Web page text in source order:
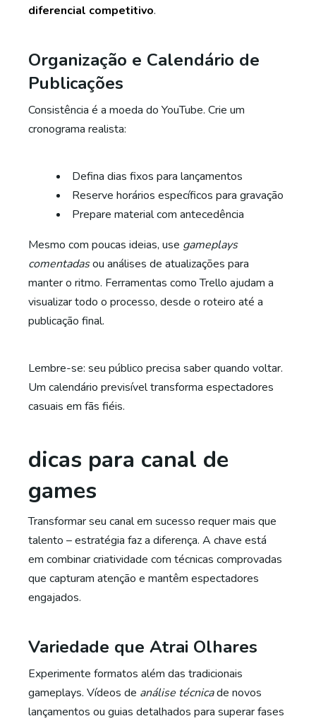
diferencial competitivo.
Organização e Calendário de
Publicações
Consistência é a moeda do YouTube. Crie um
cronograma realista:
Defina dias fixos para lançamentos
Reserve horários específicos para gravação
Prepare material com antecedência
Mesmo com poucas ideias, use gameplays
comentadasou análises de atualizações para
manter o ritmo. Ferramentas como Trello ajudam a
visualizar todo o processo, desde o roteiro até a
publicação final.
Lembre-se: seu público precisa saber quando voltar.
Um calendário previsível transforma espectadores
casuais em fãs fiéis.
dicas para canal de
games
Transformar seu canal em sucesso requer mais que
talento – estratégia faz a diferença. A chave está
em combinar criatividade com técnicas comprovadas
que capturam atenção e mantêm espectadores
engajados.
Variedade que Atrai Olhares
Experimente formatos além das tradicionais
gameplays. Vídeos de análise técnicade novos
lançamentos ou guias detalhados para superar fases